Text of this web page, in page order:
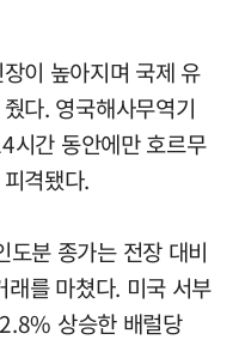
이 높아지며 국제 유
다. 영국해사무역기
시간 동안에만 호르무
격됐다.
분 종가는 전장 대비
를 마쳤다. 미국 서부
상승한 배럴당